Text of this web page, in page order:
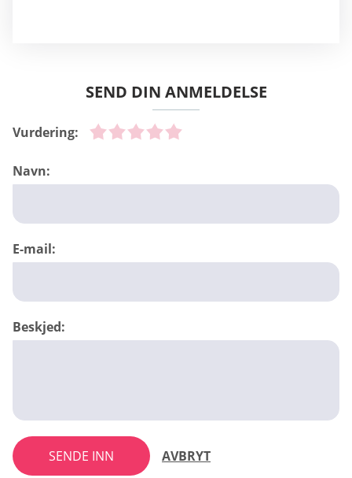
SEND DIN ANMELDELSE
Vurdering:
Navn:
E-mail:
Beskjed:
SENDE INN AVBRYT